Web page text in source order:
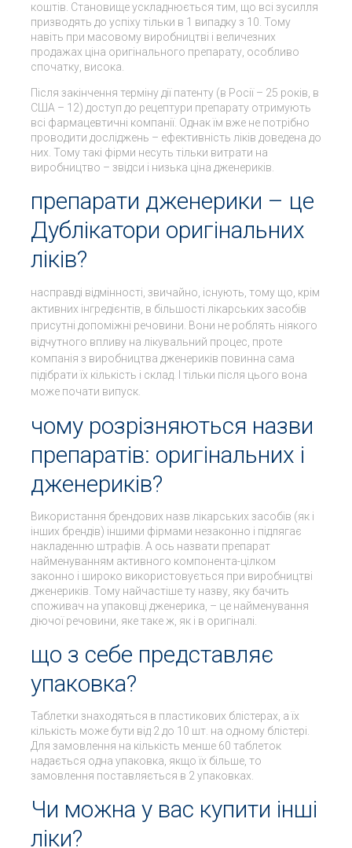
коштів. Становище ускладнюється тим, що всі зусилля
призводять до успіху тільки в 1 випадку з 10. Тому
навіть при масовому виробництві і величезних
продажах ціна оригінального препарату, особливо
спочатку, висока.
Після закінчення терміну дії патенту (в Росії – 25 років, в
США – 12) доступ до рецептури препарату отримують
всі фармацевтичні компанії. Однак їм вже не потрібно
проводити досліджень – ефективність ліків доведена до
них. Тому такі фірми несуть тільки витрати на
виробництво – звідси і низька ціна дженериків.
препарати дженерики – це
Дублікатори оригінальних
ліків?
насправді відмінності, звичайно, існують, тому що, крім
активних інгредієнтів, в більшості лікарських засобів
присутні допоміжні речовини. Вони не роблять ніякого
відчутного впливу на лікувальний процес, проте
компанія з виробництва дженериків повинна сама
підібрати їх кількість і склад. І тільки після цього вона
може почати випуск.
чому розрізняються назви
препаратів: оригінальних і
дженериків?
Використання брендових назв лікарських засобів (як і
інших брендів) іншими фірмами незаконно і підлягає
накладенню штрафів. А ось назвати препарат
найменуванням активного компонента-цілком
законно і широко використовується при виробництві
дженериків. Тому найчастіше ту назву, яку бачить
споживач на упаковці дженерика, – це найменування
діючої речовини, яке таке ж, як і в оригіналі.
що з себе представляє
упаковка?
Таблетки знаходяться в пластикових блістерах, а їх
кількість може бути від 2 до 10 шт. на одному блістері.
Для замовлення на кількість менше 60 таблеток
надається одна упаковка, якщо їх більше, то
замовлення поставляється в 2 упаковках.
Чи можна у вас купити інші
ліки?